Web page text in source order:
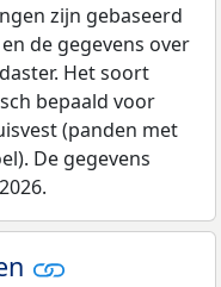
zijn gebaseerd
de gegevens over
Het soort
bepaald voor
(panden met
De gegevens